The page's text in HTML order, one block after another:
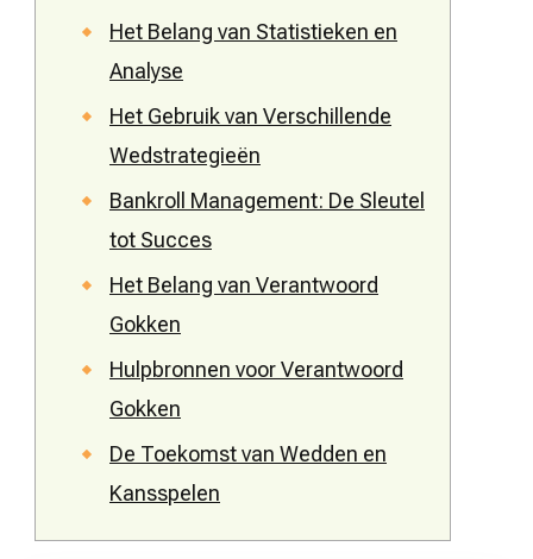
Het Belang van Statistieken en
Analyse
Het Gebruik van Verschillende
Wedstrategieën
Bankroll Management: De Sleutel
tot Succes
Het Belang van Verantwoord
Gokken
Hulpbronnen voor Verantwoord
Gokken
De Toekomst van Wedden en
Kansspelen